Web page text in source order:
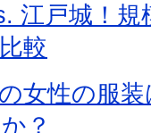
江戸城！規
較
女性の服
？